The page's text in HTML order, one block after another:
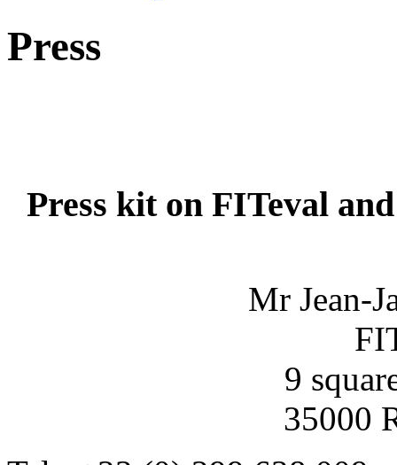
Press
Press kit on FITeval
Mr Jean-
F
9
35000